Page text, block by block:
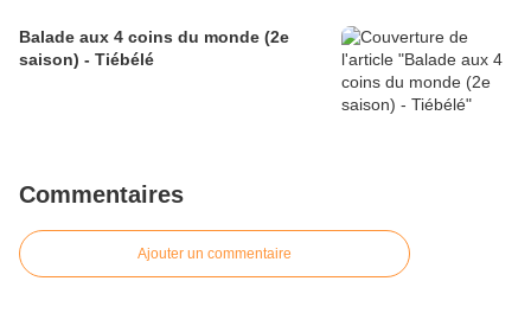
Balade aux 4 coins du monde (2e
saison) - Tiébélé
Commentaires
Ajouter un commentaire